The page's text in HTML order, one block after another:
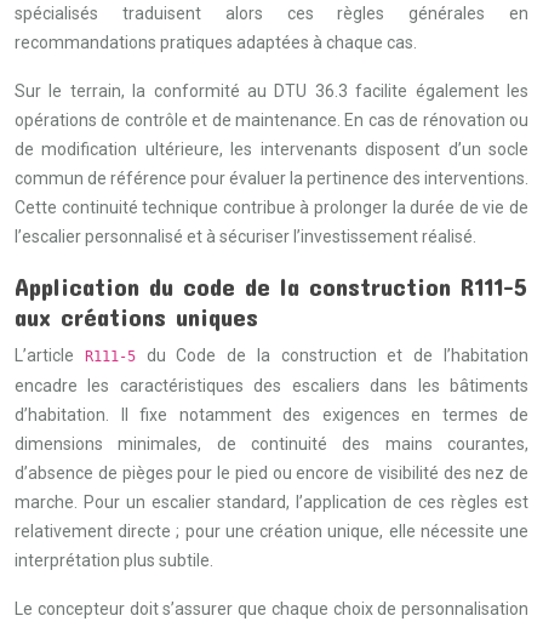
spécialisés traduisent alors ces règles générales en
recommandations pratiques adaptées à chaque cas.
Sur le terrain, la conformité au DTU 36.3 facilite également les
opérations de contrôle et de maintenance. En cas de rénovation ou
de modification ultérieure, les intervenants disposent d’un socle
commun de référence pour évaluer la pertinence des interventions.
Cette continuité technique contribue à prolonger la durée de vie de
l’escalier personnalisé et à sécuriser l’investissement réalisé.
Application du code de la construction R111-5
aux créations uniques
L’article R111-5du Code de la construction et de l’habitation
encadre les caractéristiques des escaliers dans les bâtiments
d’habitation. Il fixe notamment des exigences en termes de
dimensions minimales, de continuité des mains courantes,
d’absence de pièges pour le pied ou encore de visibilité des nez de
marche. Pour un escalier standard, l’application de ces règles est
relativement directe ; pour une création unique, elle nécessite une
interprétation plus subtile.
Le concepteur doit s’assurer que chaque choix de personnalisation